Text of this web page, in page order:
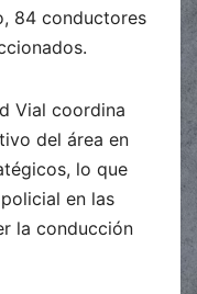
84 conductores
Vial coordina
del área en
lo que
en las
la conducción